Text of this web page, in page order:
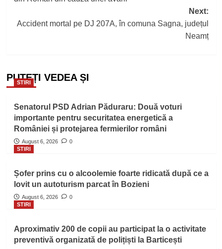
Next:
Accident mortal pe DJ 207A, în comuna Sagna, județul
Neamț
PUTEȚI VEDEA ȘI
STIRI
Senatorul PSD Adrian Păduraru: Două voturi
importante pentru securitatea energetică a
României și protejarea fermierilor români
August 6, 2026
0
STIRI
Șofer prins cu o alcoolemie foarte ridicată după ce a
lovit un autoturism parcat în Bozieni
August 6, 2026
0
STIRI
Aproximativ 200 de copii au participat la o activitate
preventivă organizată de polițiști la Barticești